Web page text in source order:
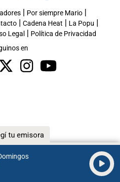
tu emisora
| Por siempre Mario|
| Cadena Heat | La Popu |
Legal | Política de Privacidad
en